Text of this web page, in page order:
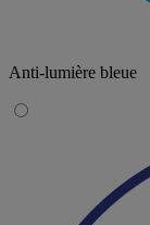
Anti-lumière bleue